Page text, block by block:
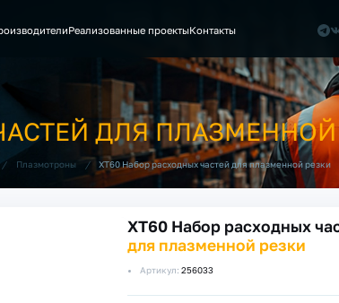
Реализованные проектыКонтакты
ДЛЯ
/ Плазмотроны / XT60 Набор расходных частей для плазменной резки
XT60 Набор расходных
для плазменной резки
Артикул: 256033